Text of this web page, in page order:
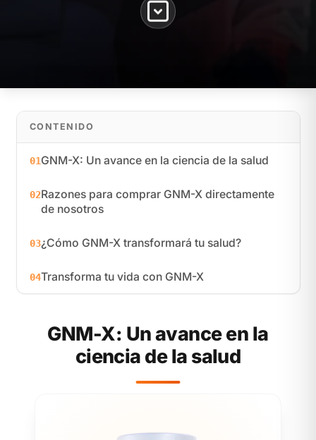
CONTENIDO
01GNM-X: Un avance en la ciencia de la salud
02Razones para comprar GNM-X directamente
de nosotros
03¿Cómo GNM-X transformará tu salud?
04Transforma tu vida con GNM-X
GNM-X: Un avance en la
ciencia de la salud